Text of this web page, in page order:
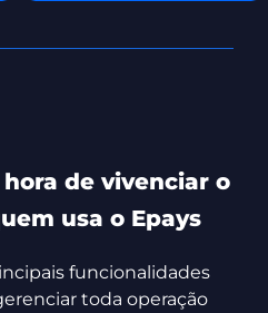
hora de vivenciar o
usa o Epays
funcionalidades
toda operação